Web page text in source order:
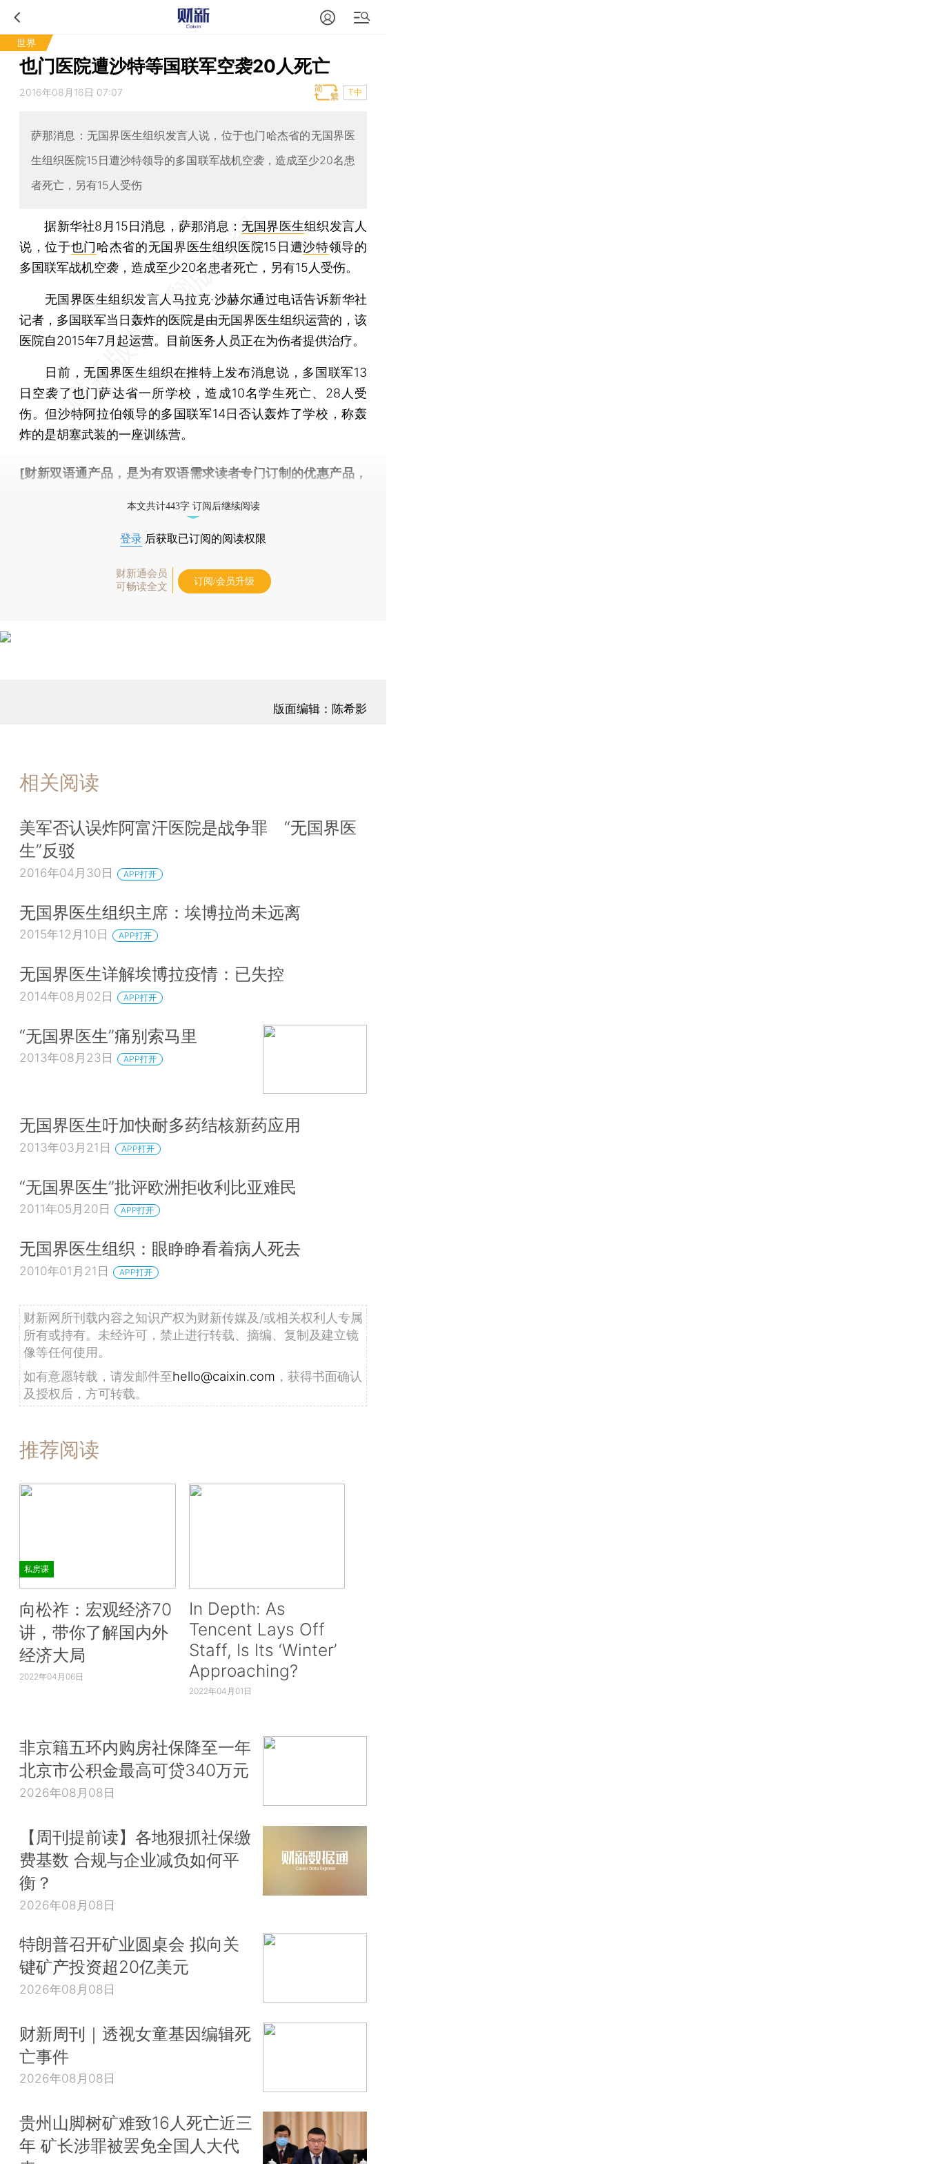
世界
也门医院遭沙特等国联军空袭20人死亡
2016年08月16日 07:07 T中
萨那消息：无国界医生组织发言人说，位于也门哈杰省的无国界医
生组织医院15日遭沙特领导的多国联军战机空袭，造成至少20名患
者死亡，另有15人受伤
据新华社8月15日消息，萨那消息： 无国界医生组织发言人
说，位于也门哈杰省的无国界医生组织医院15日遭沙特领导的
多国联军战机空袭，造成至少20名患者死亡，另有15人受伤。
无国界医生组织发言人马拉克·沙赫尔通过电话告诉新华社
记者，多国联军当日轰炸的医院是由无国界医生组织运营的，该
医院自2015年7月起运营。目前医务人员正在为伤者提供治疗。
日前，无国界医生组织在推特上发布消息说，多国联军13
日空袭了也门萨达省一所学校，造成10名学生死亡、28人受
伤。但沙特阿拉伯领导的多国联军14日否认轰炸了学校，称轰
炸的是胡塞武装的一座训练营。
[财新双语通产品，是为有双语需求读者专门订制的优惠产品，
本文共计443字 订阅后继续阅读
登录 后获取已订阅的阅读权限
财新通会员
可畅读全文
订阅/会员升级
版面编辑：陈希影
相关阅读
美军否认误炸阿富汗医院是战争罪 “无国界医
生”反驳
2016年04月30日 APP打开
无国界医生组织主席：埃博拉尚未远离
2015年12月10日 APP打开
无国界医生详解埃博拉疫情：已失控
2014年08月02日 APP打开
“无国界医生”痛别索马里
2013年08月23日 APP打开
无国界医生吁加快耐多药结核新药应用
2013年03月21日 APP打开
“无国界医生”批评欧洲拒收利比亚难民
2011年05月20日 APP打开
无国界医生组织：眼睁睁看着病人死去
2010年01月21日 APP打开
财新网所刊载内容之知识产权为财新传媒及/或相关权利人专属
所有或持有。未经许可，禁止进行转载、摘编、复制及建立镜
像等任何使用。
如有意愿转载，请发邮件至hello@caixin.com ，获得书面确认
及授权后，方可转载。
推荐阅读
私房课
向松祚：宏观经济70
讲，带你了解国内外
经济大局
2022年04月06日
In Depth: As
Tencent Lays Off
Staff, Is Its ‘Winter’
Approaching?
2022年04月01日
非京籍五环内购房社保降至一年
北京市公积金最高可贷340万元
2026年08月08日
【周刊提前读】各地狠抓社保缴
费基数 合规与企业减负如何平
衡？
2026年08月08日
特朗普召开矿业圆桌会 拟向关
键矿产投资超20亿美元
2026年08月08日
财新周刊｜透视女童基因编辑死
亡事件
2026年08月08日
贵州山脚树矿难致16人死亡近三
年 矿长涉罪被罢免全国人大代